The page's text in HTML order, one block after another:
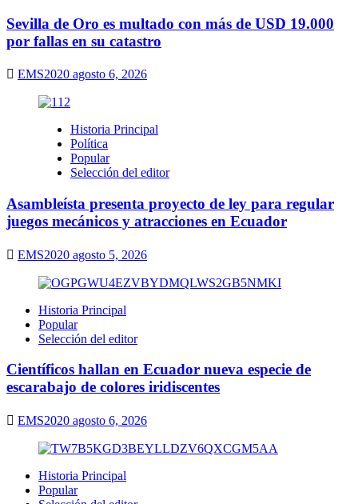
Sevilla de Oro es multado con más de USD 19.000
por fallas en su catastro
EMS2020 agosto 6, 2026
Historia Principal
Política
Popular
Selección del editor
Asambleísta presenta proyecto de ley para regular
juegos mecánicos y atracciones en Ecuador
EMS2020 agosto 5, 2026
Historia Principal
Popular
Selección del editor
Científicos hallan en Ecuador nueva especie de
escarabajo de colores iridiscentes
EMS2020 agosto 6, 2026
Historia Principal
Popular